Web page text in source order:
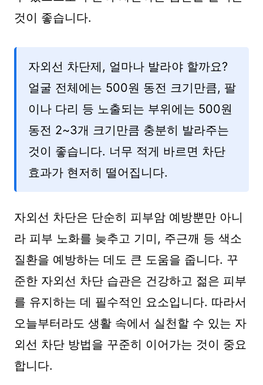
것이 좋습니다.
자외선 차단제, 얼마나 발라야 할까요?
얼굴 전체에는 500원 동전 크기만큼, 팔
이나 다리 등 노출되는 부위에는 500원
동전 2~3개 크기만큼 충분히 발라주는
것이 좋습니다. 너무 적게 바르면 차단
효과가 현저히 떨어집니다.
자외선 차단은 단순히 피부암 예방뿐만 아니
라 피부 노화를 늦추고 기미, 주근깨 등 색소
질환을 예방하는 데도 큰 도움을 줍니다. 꾸
준한 자외선 차단 습관은 건강하고 젊은 피부
를 유지하는 데 필수적인 요소입니다. 따라서
오늘부터라도 생활 속에서 실천할 수 있는 자
외선 차단 방법을 꾸준히 이어가는 것이 중요
합니다.